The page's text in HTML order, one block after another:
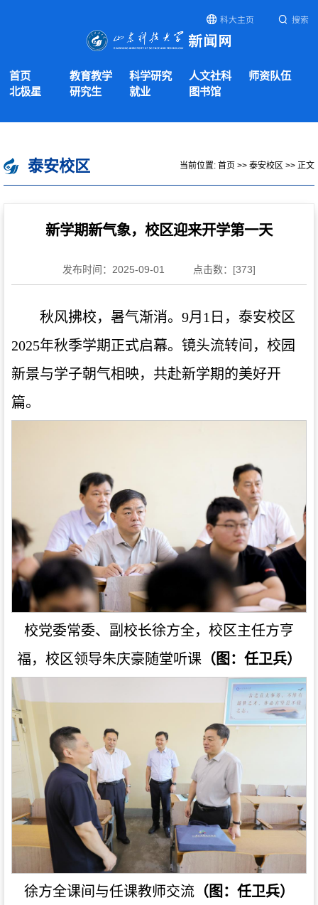
科大主页 搜索
首页 教育教学 科学研究 人文社科
师资队伍
北极星
研究生 就业 图书馆
泰安校区 当前位置: 首页 >> 泰安校区 >> 正文
新学期新气象，校区迎来开学第一天
发布时间：2025-09-01 点击数：[373]
秋风拂校，暑气渐消。9月1日，泰安校区
2025年秋季学期正式启幕。镜头流转间，校园
新景与学子朝气相映，共赴新学期的美好开
篇。
校党委常委、副校长徐方全，校区主任方亨
福，校区领导朱庆豪随堂听课 （图：任卫兵）
徐方全课间与任课教师交流 （图：任卫兵）